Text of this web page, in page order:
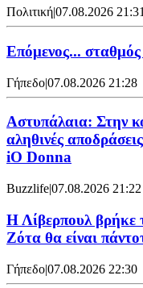
Πολιτική|07.08.2026 21:31
Επόμενος...
Γήπεδο|07.08.2026 21:28
Αστυπάλαια: Στην
αληθινές
iO Donna
Buzzlife|07.08.2026 21:22
Η Λίβερπουλ βρήκε
Ζότα θα είναι
Γήπεδο|07.08.2026 22:30